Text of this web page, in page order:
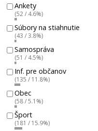
Ankety
(52 / 4.6%)
Súbory na stiahnutie
(43 / 3.8%)
Samospráva
(51 / 4.5%)
Inf. pre občanov
(135 / 11.8%)
Obec
(58 / 5.1%)
Šport
(181 / 15.9%)